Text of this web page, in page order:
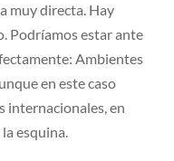
muy directa. Hay
Podríamos estar ante
Ambientes
en este caso
internacionales, en
esquina.